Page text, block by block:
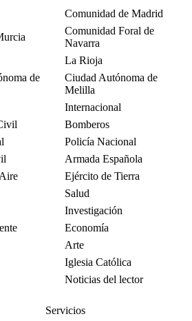
Comunidad de Madrid
Comunidad Foral de
Navarra
La Rioja
de
Ciudad Autónoma de
Melilla
Internacional
Bomberos
Policía Nacional
Armada Española
Ejército de Tierra
Salud
Investigación
Economía
Arte
Iglesia Católica
Noticias del lector
Servicios